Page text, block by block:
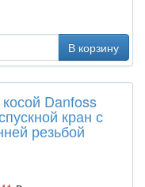
В корзину
Danfoss
кран с
резьбой